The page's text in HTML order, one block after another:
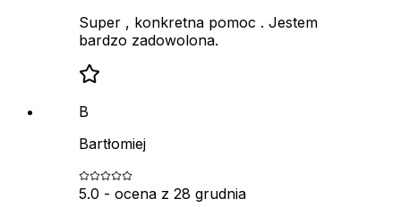
Super , konkretna pomoc . Jestem
bardzo zadowolona.
B
Bartłomiej
5.0 - ocena z 28 grudnia